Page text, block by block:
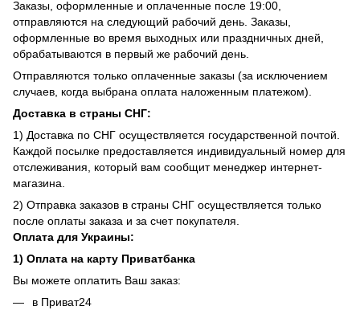
Заказы, оформленные и оплаченные после 19:00,
отправляются на следующий рабочий день. Заказы,
оформленные во время выходных или праздничных дней,
обрабатываются в первый же рабочий день.
Отправляются только оплаченные заказы (за исключением
случаев, когда выбрана оплата наложенным платежом).
Доставка в страны СНГ:
1) Доставка по СНГ осуществляется государственной почтой.
Каждой посылке предоставляется индивидуальный номер для
отслеживания, который вам сообщит менеджер интернет-
магазина.
2) Отправка заказов в страны СНГ осуществляется только
после оплаты заказа и за счет покупателя.
Оплата для Украины:
1) Оплата на карту Приватбанка
Вы можете оплатить Ваш заказ:
в Приват24